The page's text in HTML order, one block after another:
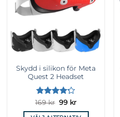
Skydd i silikon för Meta
Quest 2 Headset
Betygsatt
4.17av 5
169kr Det
priset
99 krDet
priset